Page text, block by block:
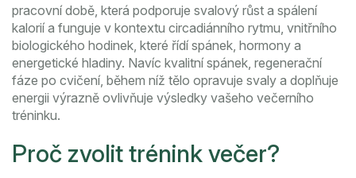
pracovní době, která podporuje svalový růst a spálení
kalorií a funguje v kontextu circadiánního rytmu, vnitřního
biologického hodinek, které řídí spánek, hormony a
energetické hladiny. Navíc kvalitní spánek, regenerační
fáze po cvičení, během níž tělo opravuje svaly a doplňuje
energii výrazně ovlivňuje výsledky vašeho večerního
tréninku.
Proč zvolit trénink večer?